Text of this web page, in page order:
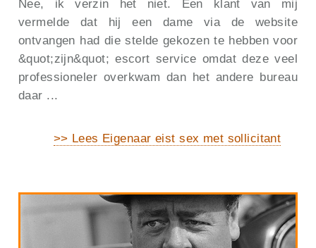
Nee, ik verzin het niet. Een klant van mij
vermelde dat hij een dame via de website
ontvangen had die stelde gekozen te hebben voor
&quot;zijn&quot; escort service omdat deze veel
professioneler overkwam dan het andere bureau
daar ...
>> Lees Eigenaar eist sex met sollicitant